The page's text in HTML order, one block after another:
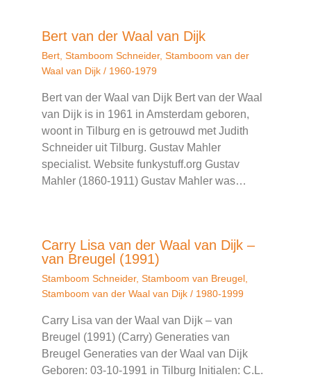
Bert van der Waal van Dijk
Bert, Stamboom Schneider, Stamboom van der
Waal van Dijk / 1960-1979
Bert van der Waal van Dijk Bert van der Waal
van Dijk is in 1961 in Amsterdam geboren,
woont in Tilburg en is getrouwd met Judith
Schneider uit Tilburg. Gustav Mahler
specialist. Website funkystuff.org Gustav
Mahler (1860-1911) Gustav Mahler was…
Carry Lisa van der Waal van Dijk –
van Breugel (1991)
Stamboom Schneider, Stamboom van Breugel,
Stamboom van der Waal van Dijk / 1980-1999
Carry Lisa van der Waal van Dijk – van
Breugel (1991) (Carry) Generaties van
Breugel Generaties van der Waal van Dijk
Geboren: 03-10-1991 in Tilburg Initialen: C.L.